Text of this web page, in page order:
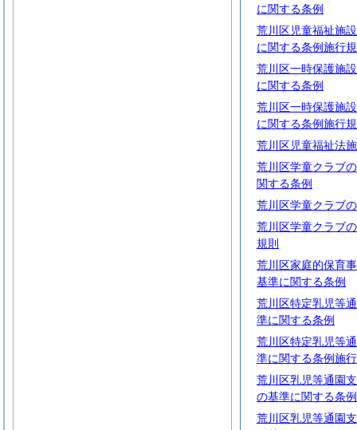
に関する条例
荒川区児童福祉施
に関する条例施行
荒川区一時保護施
に関する条例
荒川区一時保護施
に関する条例施行
荒川区児童福祉法
荒川区学童クラブ
関する条例
荒川区学童クラブ
荒川区学童クラブ
規則
荒川区家庭的保育
基準に関する条例
荒川区特定乳児等
準に関する条例
荒川区特定乳児等
準に関する条例施
荒川区乳児等通園
の基準に関する条例
荒川区乳児等通園